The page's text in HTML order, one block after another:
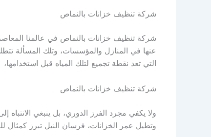
شركة تنظيف خزانات بالنماص
شركة تنظيف خزانات بالنماص في عالمنا
عنها في المنازل والمؤسسات، وتلك المسألة
التي تعد نقطة تجميع لتلك المياه قبل استخدامها،
شركة تنظيف خزانات بالنماص
ولا يكفي مجرد الفرز الدوري، بل ينبغي
وتطيل عمر الخزانات، فرسان النيل تبرز كمثال